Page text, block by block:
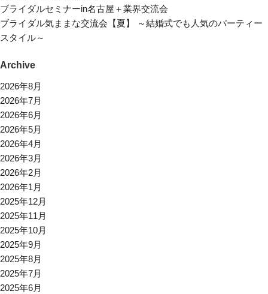
ブライダルセミナーin名古屋＋業界交流会
ブライダル気ままな交流会【夏】 ～結婚式でも人気のパーティー
スタイル～
Archive
2026年8月
2026年7月
2026年6月
2026年5月
2026年4月
2026年3月
2026年2月
2026年1月
2025年12月
2025年11月
2025年10月
2025年9月
2025年8月
2025年7月
2025年6月